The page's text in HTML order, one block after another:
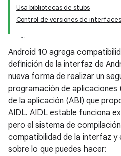
Usa bibliotecas de stubs
Control de versiones de interfaces
Android 10 agrega
definición de la interfaz de
nueva forma de realizar un
programación de aplicaciones
de la aplicación (ABI) que
AIDL. AIDL estable funciona
pero el sistema de
compatibilidad de la interfaz
sobre lo que puedes hacer: